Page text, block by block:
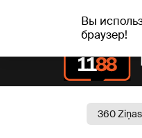
Вы
браузер!
вс, 09.08.2026.
360 Ziņas